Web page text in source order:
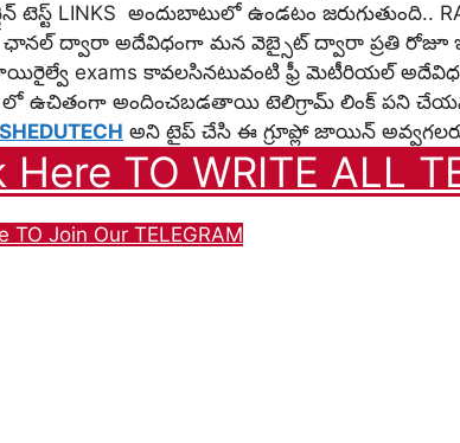
టెస్ట్ LINKS అందుబాటులో ఉండటం జరుగుతుంది..
ఛానల్ ద్వారా అదేవిధంగా మన వెబ్సైట్ ద్వారా ప్రతి రోజూ
exams కావలసినటువంటి ఫ్రీ మెటీరియల్
లో ఉచితంగా అందించబడతాయి టెలిగ్రామ్ లింక్ పని
అని టైప్ చేసి ఈ గ్రూప్లో జాయిన్
Here TO WRITE ALL
TO Join Our TELEGRAM